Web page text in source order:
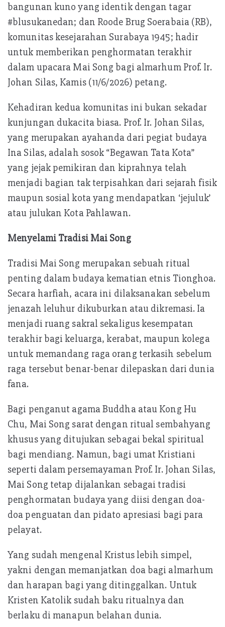
bangunan kuno yang identik dengan tagar
#blusukanedan; dan Roode Brug Soerabaia (RB),
komunitas kesejarahan Surabaya 1945; hadir
untuk memberikan penghormatan terakhir
dalam upacara Mai Song bagi almarhum Prof. Ir.
Johan Silas, Kamis (11/6/2026) petang.
Kehadiran kedua komunitas ini bukan sekadar
kunjungan dukacita biasa. Prof. Ir. Johan Silas,
yang merupakan ayahanda dari pegiat budaya
Ina Silas, adalah sosok “Begawan Tata Kota”
yang jejak pemikiran dan kiprahnya telah
menjadi bagian tak terpisahkan dari sejarah fisik
maupun sosial kota yang mendapatkan ‘jejuluk’
atau julukan Kota Pahlawan.
Menyelami Tradisi Mai Song
Tradisi Mai Song merupakan sebuah ritual
penting dalam budaya kematian etnis Tionghoa.
Secara harfiah, acara ini dilaksanakan sebelum
jenazah leluhur dikuburkan atau dikremasi. Ia
menjadi ruang sakral sekaligus kesempatan
terakhir bagi keluarga, kerabat, maupun kolega
untuk memandang raga orang terkasih sebelum
raga tersebut benar-benar dilepaskan dari dunia
fana.
Bagi penganut agama Buddha atau Kong Hu
Chu, Mai Song sarat dengan ritual sembahyang
khusus yang ditujukan sebagai bekal spiritual
bagi mendiang. Namun, bagi umat Kristiani
seperti dalam persemayaman Prof. Ir. Johan Silas,
Mai Song tetap dijalankan sebagai tradisi
penghormatan budaya yang diisi dengan doa-
doa penguatan dan pidato apresiasi bagi para
pelayat.
Yang sudah mengenal Kristus lebih simpel,
yakni dengan memanjatkan doa bagi almarhum
dan harapan bagi yang ditinggalkan. Untuk
Kristen Katolik sudah baku ritualnya dan
berlaku di manapun belahan dunia.